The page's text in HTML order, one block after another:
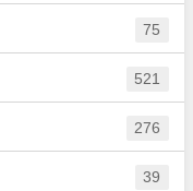
75
521
276
39